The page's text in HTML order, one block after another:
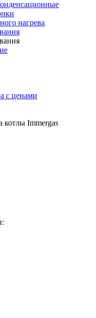
нагрева
с ценами
котлы Immergas